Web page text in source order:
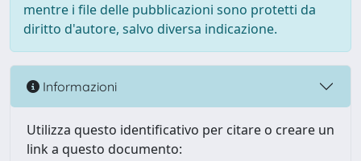
mentre i file delle pubblicazioni sono protetti da
diritto d'autore, salvo diversa indicazione.
Informazioni
Utilizza questo identificativo per citare o creare un
link a questo documento: